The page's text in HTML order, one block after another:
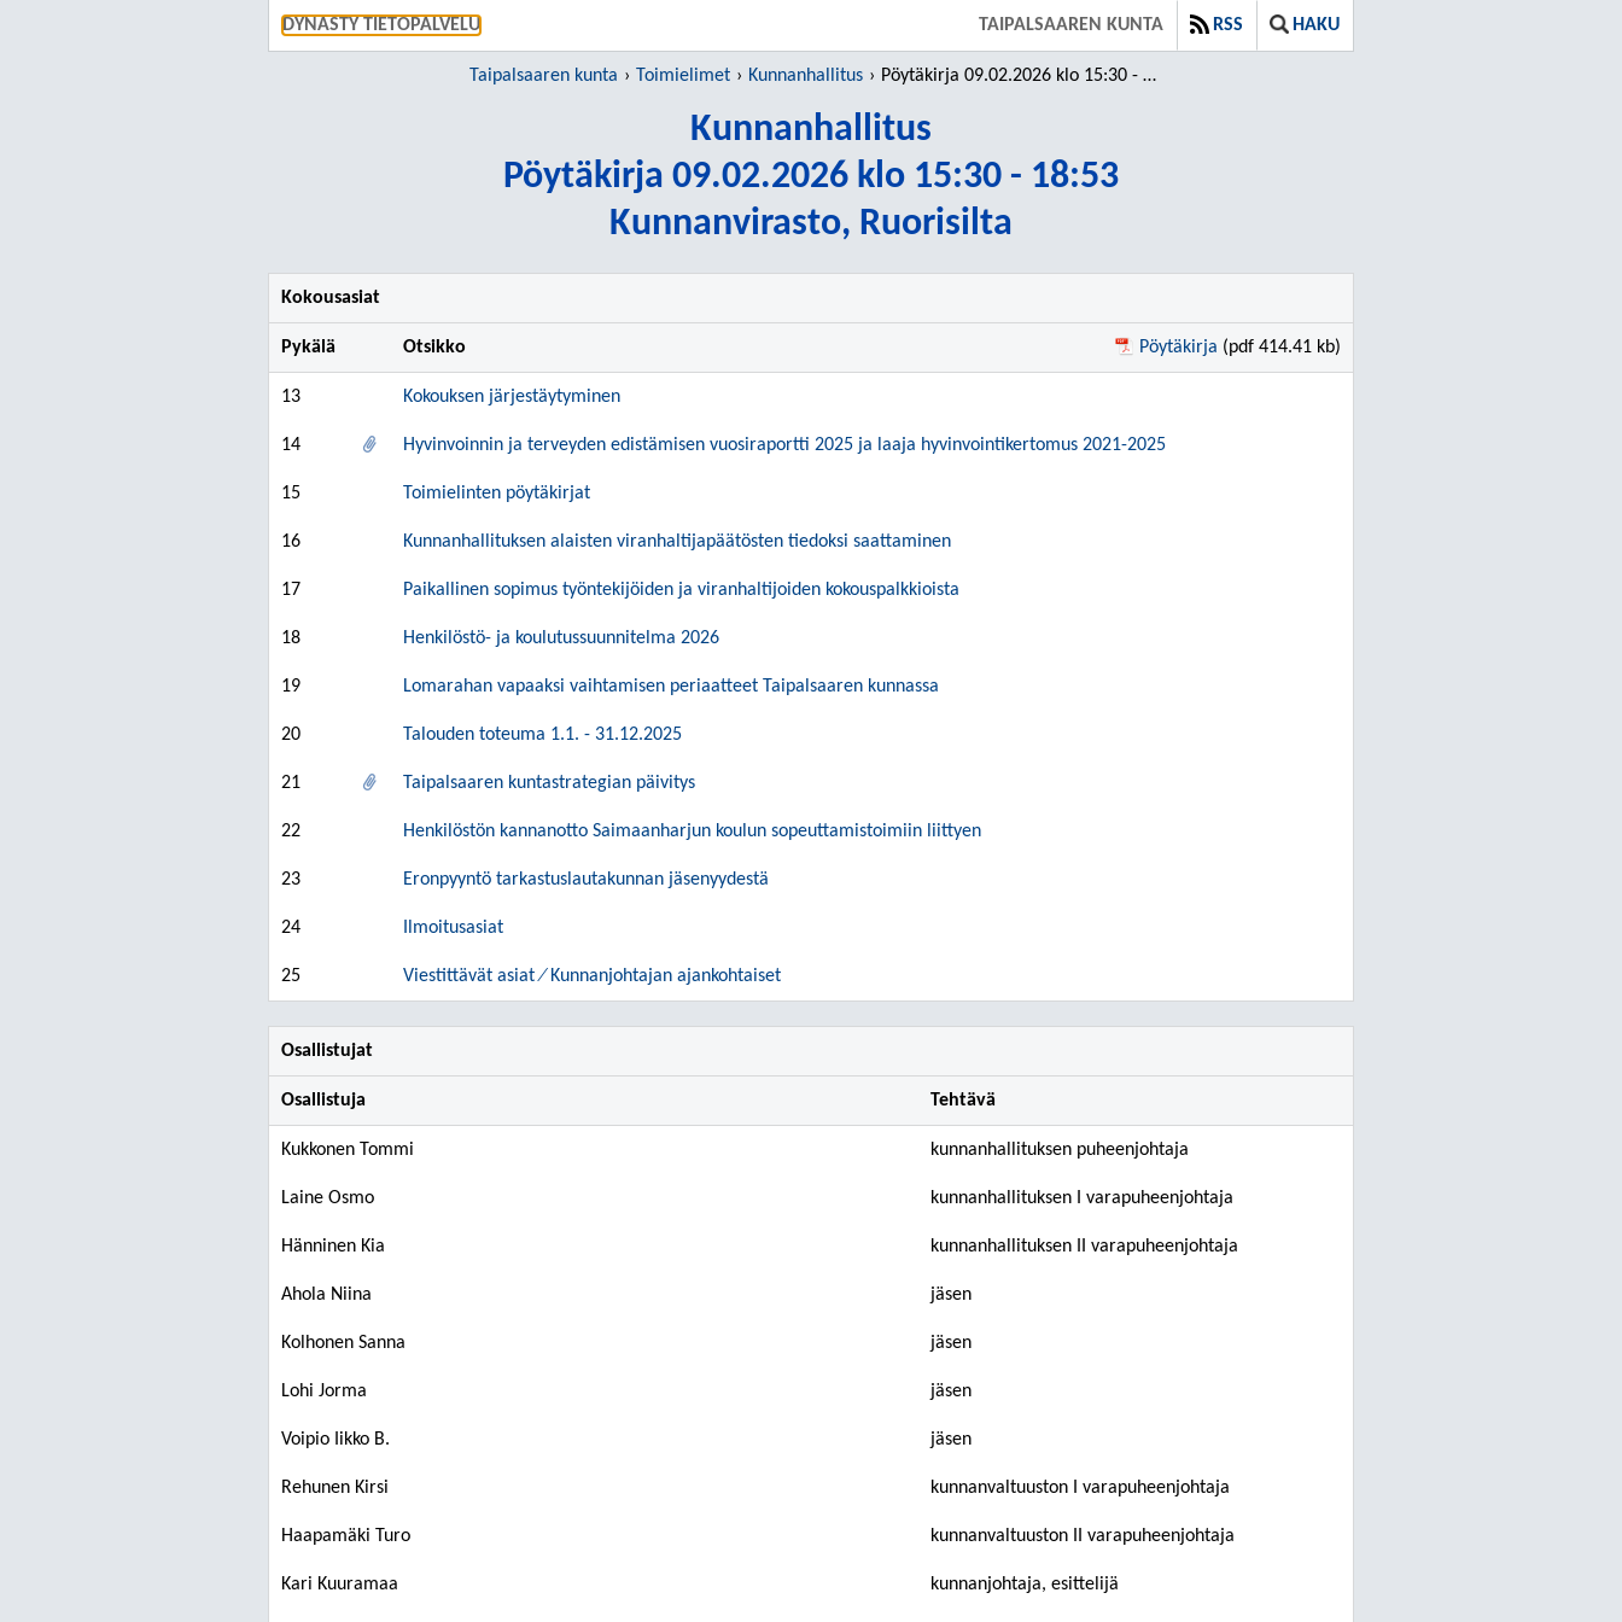
DYNASTY TIETOPALVELU TAIPALSAAREN KUNTA RSS HAKU
Taipalsaaren kunta Toimielimet Kunnanhallitus Pöytäkirja 09.02.2026 klo 15:30 - 18:53
Kunnanhallitus
Pöytäkirja 09.02.2026 klo 15:30 - 18:53
Kunnanvirasto, Ruorisilta
Kokousasiat
Pykälä Otsikko Pöytäkirja (pdf 414.41 kb)
13 Kokouksen järjestäytyminen
14 Hyvinvoinnin ja terveyden edistämisen vuosiraportti 2025 ja laaja hyvinvointikertomus 2021-2025
15 Toimielinten pöytäkirjat
16 Kunnanhallituksen alaisten viranhaltijapäätösten tiedoksi saattaminen
17 Paikallinen sopimus työntekijöiden ja viranhaltijoiden kokouspalkkioista
18 Henkilöstö- ja koulutussuunnitelma 2026
19 Lomarahan vapaaksi vaihtamisen periaatteet Taipalsaaren kunnassa
20 Talouden toteuma 1.1. - 31.12.2025
21 Taipalsaaren kuntastrategian päivitys
22 Henkilöstön kannanotto Saimaanharjun koulun sopeuttamistoimiin liittyen
23 Eronpyyntö tarkastuslautakunnan jäsenyydestä
24 Ilmoitusasiat
25 Viestittävät asiat ⁄ Kunnanjohtajan ajankohtaiset
Osallistujat
Osallistuja Tehtävä
Kukkonen Tommi kunnanhallituksen puheenjohtaja
Laine Osmo kunnanhallituksen I varapuheenjohtaja
Hänninen Kia kunnanhallituksen II varapuheenjohtaja
Ahola Niina jäsen
Kolhonen Sanna jäsen
Lohi Jorma jäsen
Voipio Iikko B. jäsen
Rehunen Kirsi kunnanvaltuuston I varapuheenjohtaja
Haapamäki Turo kunnanvaltuuston II varapuheenjohtaja
Kari Kuuramaa kunnanjohtaja, esittelijä